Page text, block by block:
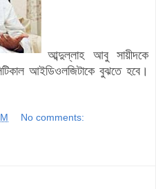
আব্দুল্লাহ আবু সায়ীদকে
আইডিওলজিটাকে বুঝতে হবে।
No comments: